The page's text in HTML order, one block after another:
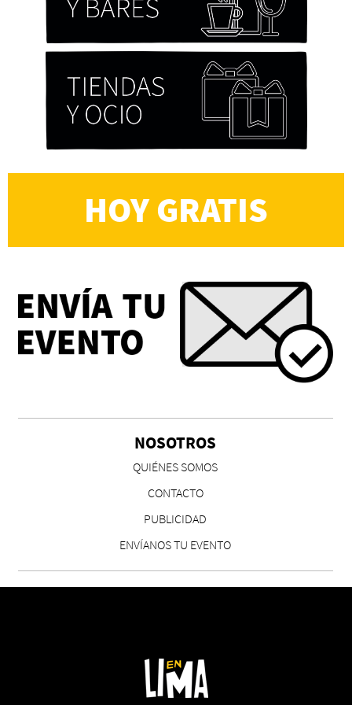
HOY GRATIS
NOSOTROS
QUIÉNES SOMOS
CONTACTO
PUBLICIDAD
ENVÍANOS TU EVENTO